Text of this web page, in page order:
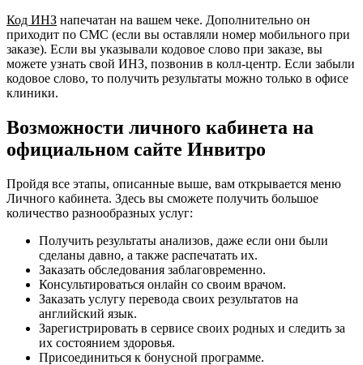
Код ИНЗ напечатан на вашем чеке. Дополнительно он
приходит по СМС (если вы оставляли номер мобильного при
заказе). Если вы указывали кодовое слово при заказе, вы
можете узнать свой ИНЗ, позвонив в колл-центр. Если забыли
кодовое слово, то получить результаты можно только в офисе
клиники.
Возможности личного кабинета на
официальном сайте Инвитро
Пройдя все этапы, описанные выше, вам открывается меню
Личного кабинета. Здесь вы сможете получить большое
количество разнообразных услуг:
Получить результаты анализов, даже если они были
сделаны давно, а также распечатать их.
Заказать обследования заблаговременно.
Консультироваться онлайн со своим врачом.
Заказать услугу перевода своих результатов на
английский язык.
Зарегистрировать в сервисе своих родных и следить за
их состоянием здоровья.
Присоединиться к бонусной программе.